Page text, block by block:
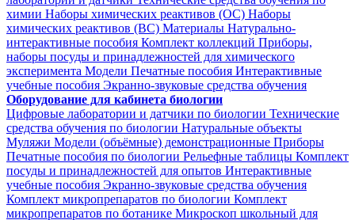
химии Наборы химических реактивов (ОС) Наборы
химических реактивов (ВС) Материалы Натурально-
интерактивные пособия Комплект коллекций Приборы,
наборы посуды и принадлежностей для химического
эксперимента Модели Печатные пособия Интерактивные
учебные пособия Экранно-звуковые средства обучения
Оборудование для кабинета биологии
Цифровые лаборатории и датчики по биологии Технические
средства обучения по биологии Натуральные объекты
Муляжи Модели (объёмные) демонстрационные Приборы
Печатные пособия по биологии Рельефные таблицы Комплект
посуды и принадлежностей для опытов Интерактивные
учебные пособия Экранно-звуковые средства обучения
Комплект микропрепаратов по биологии Комплект
микропрепаратов по ботанике Микроскоп школьный для